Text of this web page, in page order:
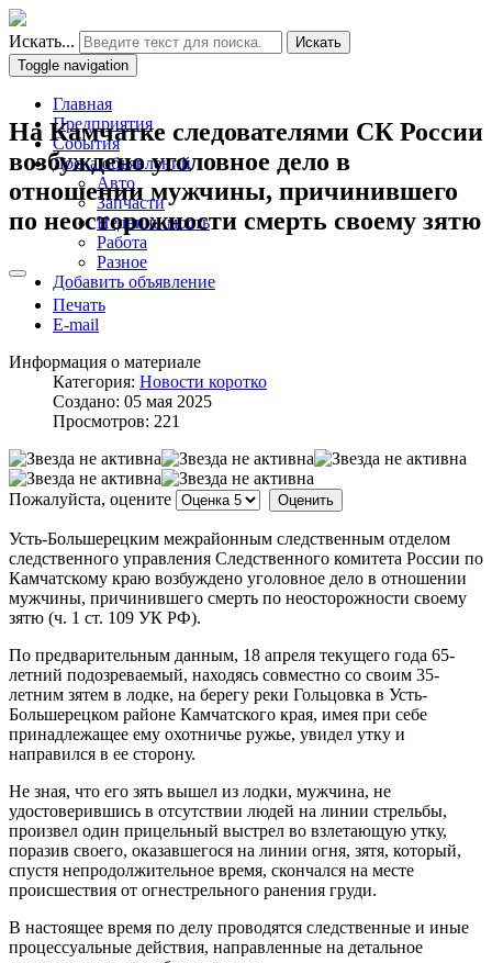
Искать...
Искать
Toggle navigation
Главная
Предприятия
События
Доска объявлений
Авто
Запчасти
Недвижимость
Работа
Разное
Добавить объявление
На Камчатке следователями СК России
возбуждено уголовное дело в
отношении мужчины, причинившего
по неосторожности смерть своему зятю
Печать
E-mail
Информация о материале
Категория: Новости коротко
Создано: 05 мая 2025
Просмотров: 221
Пожалуйста, оцените
Усть-Большерецким межрайонным следственным отделом
следственного управления Следственного комитета России по
Камчатскому краю возбуждено уголовное дело в отношении
мужчины, причинившего смерть по неосторожности своему
зятю (ч. 1 ст. 109 УК РФ).
По предварительным данным, 18 апреля текущего года 65-
летний подозреваемый, находясь совместно со своим 35-
летним зятем в лодке, на берегу реки Гольцовка в Усть-
Большерецком районе Камчатского края, имея при себе
принадлежащее ему охотничье ружье, увидел утку и
направился в ее сторону.
Не зная, что его зять вышел из лодки, мужчина, не
удостоверившись в отсутствии людей на линии стрельбы,
произвел один прицельный выстрел во взлетающую утку,
поразив своего, оказавшегося на линии огня, зятя, который,
спустя непродолжительное время, скончался на месте
происшествия от огнестрельного ранения груди.
В настоящее время по делу проводятся следственные и иные
процессуальные действия, направленные на детальное